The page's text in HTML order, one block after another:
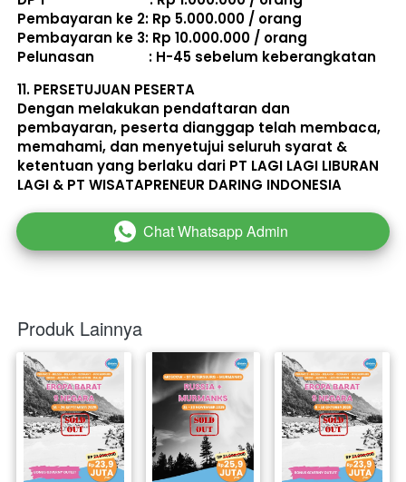
Pembayaran ke 2: Rp 5.000.000 / orang
Pembayaran ke 3: Rp 10.000.000 / orang
Pelunasan               : H-45 sebelum keberangkatan
11. PERSETUJUAN PESERTA
Dengan melakukan pendaftaran dan
pembayaran, peserta dianggap telah membaca,
memahami, dan menyetujui seluruh syarat &
ketentuan yang berlaku dari PT LAGI LAGI LIBURAN
LAGI & PT WISATAPRENEUR DARING INDONESIA
` Chat Whatsapp Admin
Produk Lainnya